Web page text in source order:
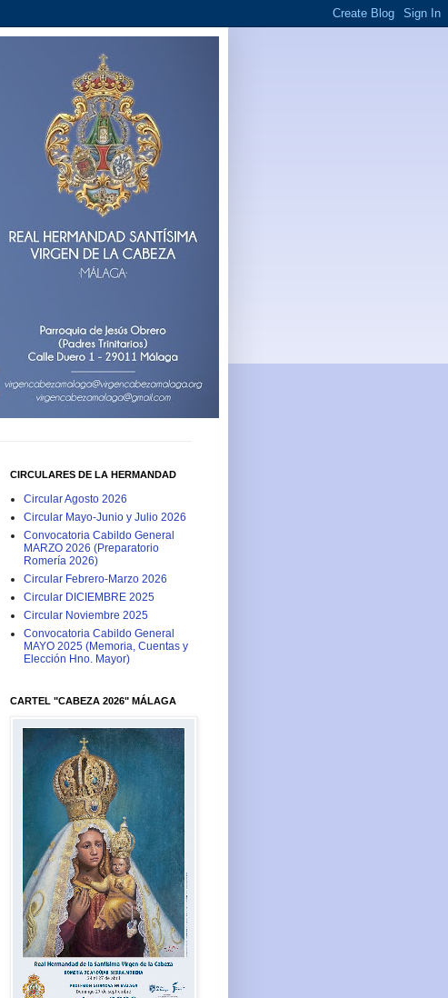
CIRCULARES DE LA HERMANDAD
Circular Agosto 2026
Circular Mayo-Junio y Julio 2026
Convocatoria Cabildo General
MARZO 2026 (Preparatorio
Romería 2026)
Circular Febrero-Marzo 2026
Circular DICIEMBRE 2025
Circular Noviembre 2025
Convocatoria Cabildo General
MAYO 2025 (Memoria, Cuentas y
Elección Hno. Mayor)
CARTEL "CABEZA 2026" MÁLAGA